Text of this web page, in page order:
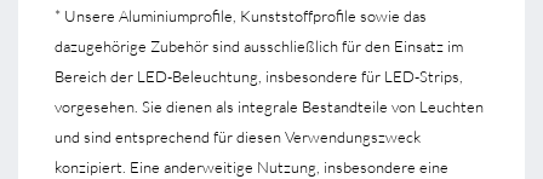
* Unsere Aluminiumprofile, Kunststoffprofile sowie das
dazugehörige Zubehör sind ausschließlich für den Einsatz im
Bereich der LED-Beleuchtung, insbesondere für LED-Strips,
vorgesehen. Sie dienen als integrale Bestandteile von Leuchten
und sind entsprechend für diesen Verwendungszweck
konzipiert. Eine anderweitige Nutzung, insbesondere eine